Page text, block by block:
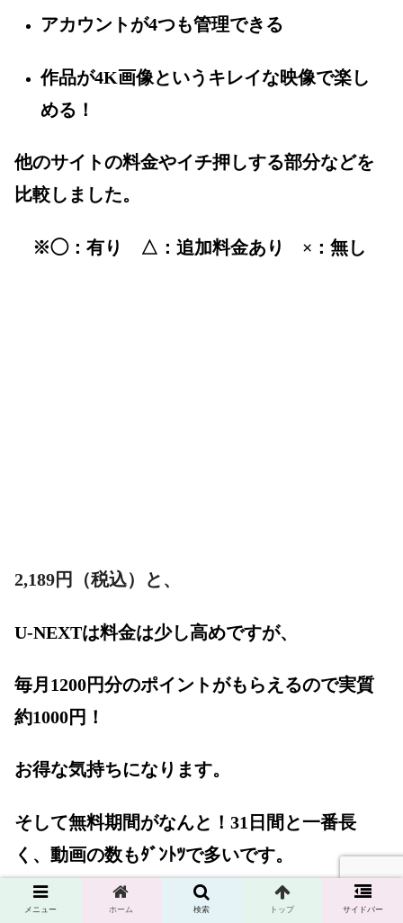
アカウントが4つも管理できる
作品が4K画像というキレイな映像で楽し
める！
他のサイトの料金やイチ押しする部分などを
比較しました。
※◯：有り △：追加料金あり ×：無し
2,189円（税込）と、
U-NEXTは料金は少し高めですが、
毎月1200円分のポイントがもらえるので実質
約1000円！
お得な気持ちになります。
そして無料期間がなんと！31日間と一番長
く、動画の数もﾀﾞﾝﾄﾂで多いです。
31日間以内に解約すれば料金も一切かかりま
メニュー ホーム 検索 トップ サイドバー